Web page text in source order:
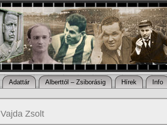
Adattár Alberttól – Zsiborásig Hí­rek Info
Vajda Zsolt